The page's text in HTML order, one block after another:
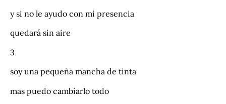
y si no le ayudo con mi presencia
quedará sin aire
3
soy una pequeña mancha de tinta
mas puedo cambiarlo todo